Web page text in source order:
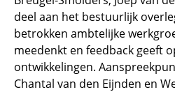
deel aan het bestuurlijk
betrokken ambtelijke
meedenkt en feedback geeft
ontwikkelingen.
Chantal van den Eijnden en